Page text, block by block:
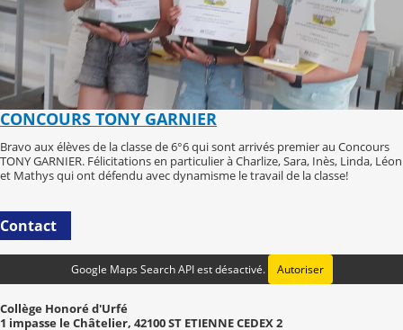
CONCOURS TONY GARNIER
Bravo aux élèves de la classe de 6°6 qui sont arrivés premier au Concours
TONY GARNIER. Félicitations en particulier à Charlize, Sara, Inès, Linda, Léon
et Mathys qui ont défendu avec dynamisme le travail de la classe!
Contact
Google Maps Search API est désactivé. Autoriser
Collège Honoré d'Urfé
1 impasse le Châtelier, 42100 ST ETIENNE CEDEX 2